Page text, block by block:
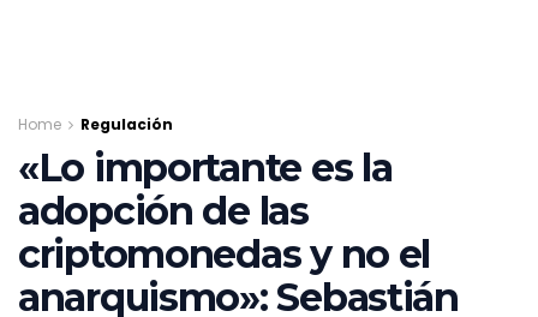
Home Regulación
«Lo importante es la
adopción de las
criptomonedas y no el
anarquismo»: Sebastián